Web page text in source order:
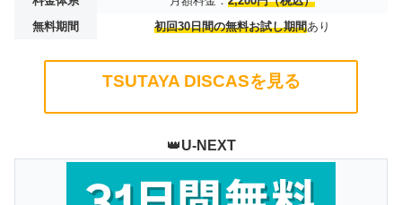
無料期間
初回30日間の無料お試し期間あり
TSUTAYA DISCASを見る
👑U-NEXT